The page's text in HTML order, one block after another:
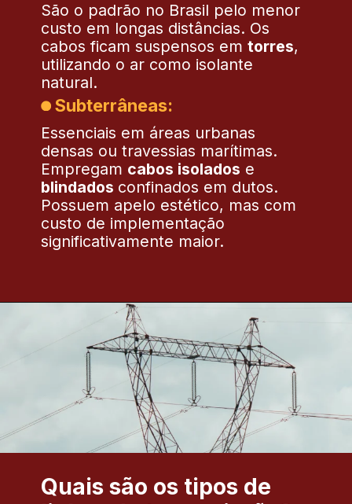
São o padrão no Brasil pelo menor
custo em longas distâncias. Os
cabos ficam suspensos emtorres,
utilizando o ar como isolante
natural.
Subterrâneas:
Essenciais em áreas urbanas
densas ou travessias marítimas.
Empregam cabos isolados e
blindados confinados em dutos.
Possuem apelo estético, mas com
custo de implementação
significativamente maior.
Quais são os tipos de